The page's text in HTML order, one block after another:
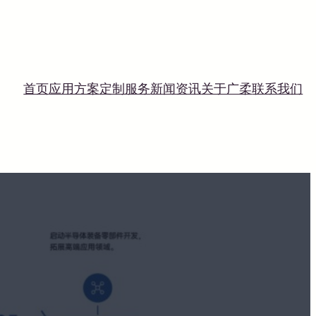
首页应用方案定制服务新闻资讯关于广柔联系我们